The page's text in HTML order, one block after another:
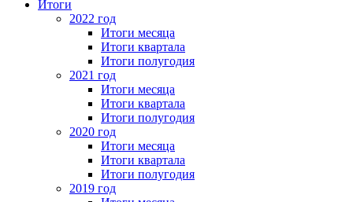
Итоги
2022 год
Итоги месяца
Итоги квартала
Итоги полугодия
2021 год
Итоги месяца
Итоги квартала
Итоги полугодия
2020 год
Итоги месяца
Итоги квартала
Итоги полугодия
2019 год